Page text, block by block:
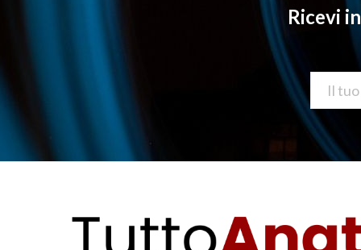
Ricevi